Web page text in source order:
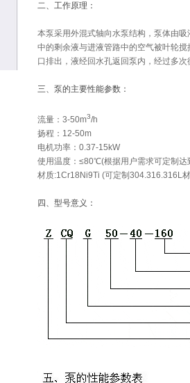
二、工作原理：
本泵采用外混式轴向水泵结构，泵体由
中的剩余液与进液管路中的空气被叶轮
口排出，液经回水孔返回泵内，经过多
三、泵的主要性能参数：
流量：3-50m3/h
扬程：12-50m
电机功率：0.37-15kW
使用温度：≤80℃(根据用户需求可定制达
材质:1Cr18Ni9Ti (可定制304.316.316L
四、型号意义：